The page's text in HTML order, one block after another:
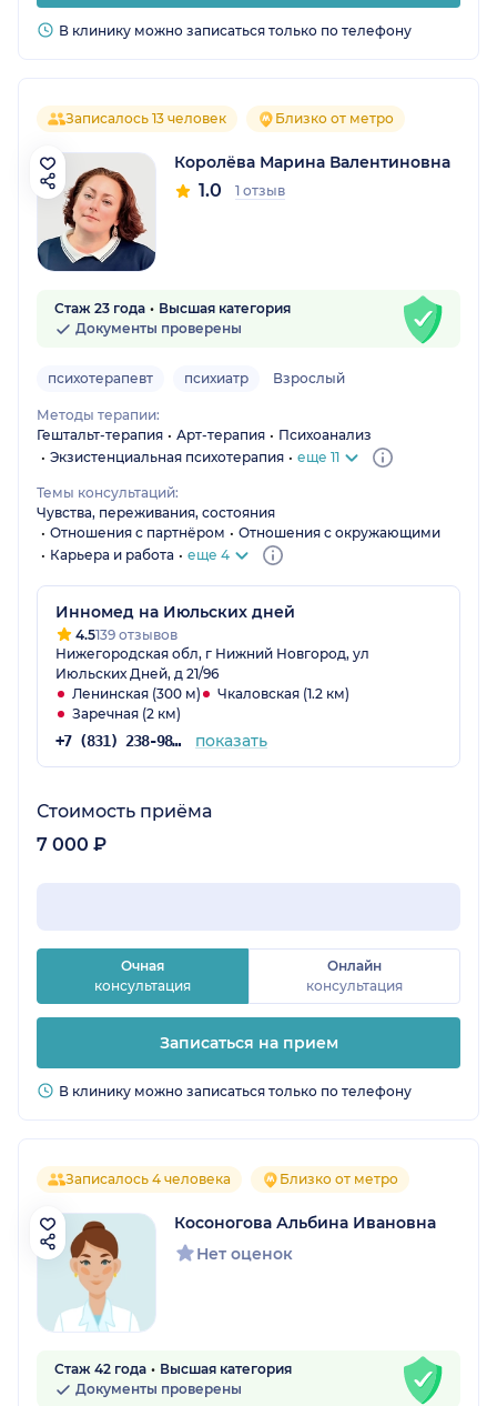
В клинику можно записаться только по телефону
Записалось 13 человек Близко от метро
Королёва Марина Валентиновна
1.0 1 отзыв
Стаж 23 года
Высшая категория
Документы проверены
психотерапевт психиатр Взрослый
Методы терапии:
Гештальт-терапия
Арт-терапия
Психоанализ
Экзистенциальная психотерапия
еще 11
Темы консультаций:
Чувства, переживания, состояния
Отношения с партнёром
Отношения с окружающими
Карьера и работа
еще 4
Инномед на Июльских дней
4.5139 отзывов
Нижегородская обл, г Нижний Новгород, ул
Июльских Дней, д 21/96
Ленинская (300 м)
Чкаловская (1.2 км)
Заречная (2 км)
+7 (831) 238-98-86 показать
Стоимость приёма
7 000 ₽
Очная
консультация
Онлайн
консультация
Записаться на прием
В клинику можно записаться только по телефону
Записалось 4 человека Близко от метро
Косоногова Альбина Ивановна
Нет оценок
Стаж 42 года
Высшая категория
Документы проверены